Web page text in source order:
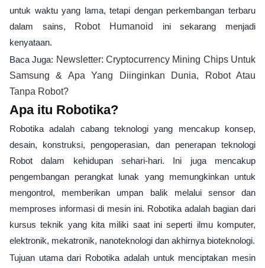
untuk waktu yang lama, tetapi dengan perkembangan terbaru
dalam sains, Robot Humanoid
ini sekarang menjadi
kenyataan.
Baca Juga: Newsletter: Cryptocurrency Mining Chips Untuk
Samsung & Apa Yang Diinginkan Dunia, Robot Atau
Tanpa Robot?
Apa itu Robotika?
Robotika adalah cabang teknologi yang mencakup konsep,
desain, konstruksi, pengoperasian, dan penerapan teknologi
Robot dalam kehidupan sehari-hari. Ini juga mencakup
pengembangan perangkat lunak yang memungkinkan untuk
mengontrol, memberikan umpan balik melalui sensor dan
memproses informasi di mesin ini. Robotika adalah bagian dari
kursus teknik yang kita miliki saat ini seperti ilmu komputer,
elektronik, mekatronik, nanoteknologi dan akhirnya bioteknologi.
Tujuan utama dari Robotika adalah untuk menciptakan mesin